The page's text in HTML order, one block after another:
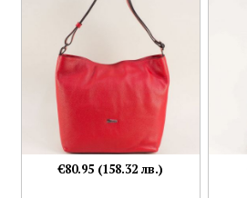
€80.95 (158.32 лв.)